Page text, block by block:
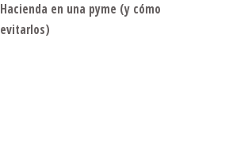
Hacienda en una pyme (y cómo
evitarlos)